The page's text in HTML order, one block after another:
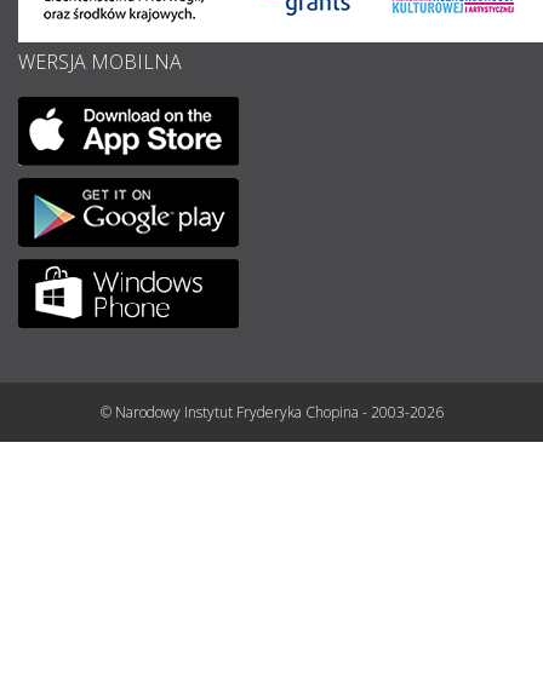
WERSJA MOBILNA
© Narodowy Instytut Fryderyka Chopina - 2003-2026